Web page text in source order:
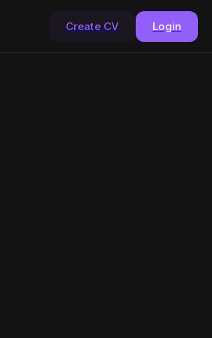
Create CV Login